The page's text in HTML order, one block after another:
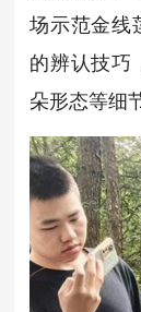
场示范金线
的辨认技巧
朵形态等细